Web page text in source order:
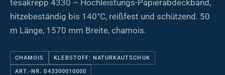
tesakrepp 4330 – Hochleistungs-Papierabdeckband,
hitzebeständig bis 140°C, reißfest und schützend. 50
m Länge, 1570 mm Breite, chamois.
CHAMOIS KLEBSTOFF: NATURKAUTSCHUK
ART.-NR. 043300010000